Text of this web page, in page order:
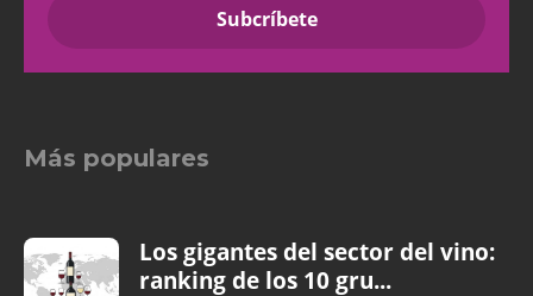
Más populares
Los gigantes del sector del vino:
ranking de los 10 gru...